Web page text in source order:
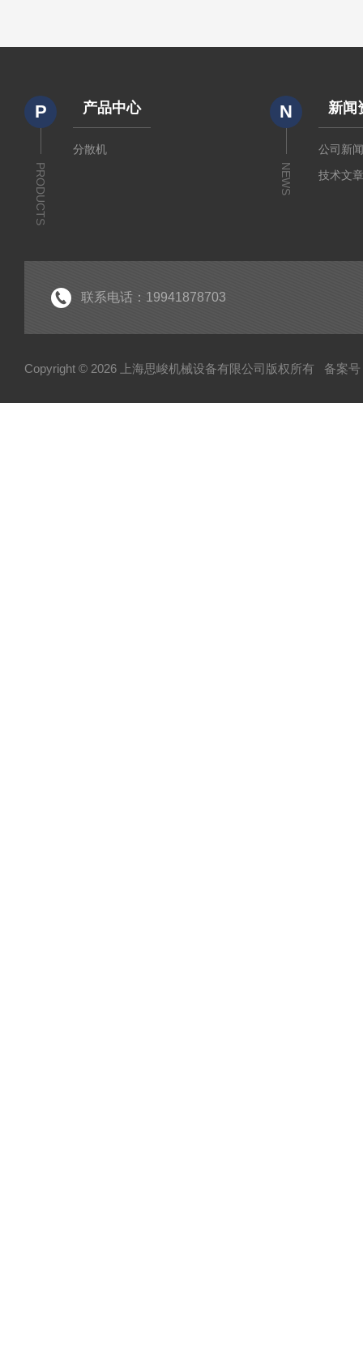
P
PRODUCTS
产品中心
分散机
N
NEWS
新闻
公司新
技术文
联系电话：19941878703
Copyright © 2026 上海思峻机械设备有限公司版权所有 备案号